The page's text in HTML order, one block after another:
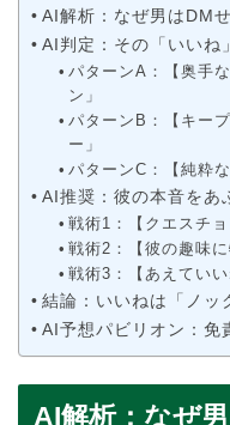
AI解析：なぜ男はDM
AI判定：その「いいね
パターンA：【奥手
ン」
パターンB：【キー
ー」
パターンC：【純粋
AI推奨：彼の本音をあ
戦術1：【クエスチ
戦術2：【彼の趣味
戦術3：【あえていい
結論：いいねは「ノッ
AI予想パビリオン：免
AI解析：なぜ